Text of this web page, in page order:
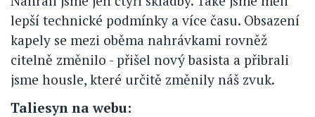
lepší technické podmínky a více času. Obsazení
kapely se mezi oběma nahrávkami rovněž
citelně změnilo - přišel nový basista a přibrali
jsme housle, které určitě změnily náš zvuk.
Taliesyn na webu: